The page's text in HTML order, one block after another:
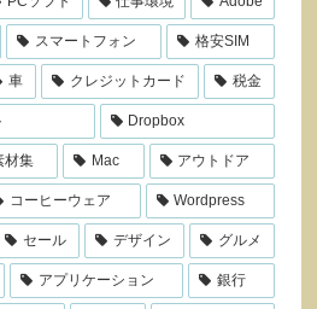
スマートフォン 格安SIM
車 クレジットカード 税金
Dropbox
材集 Mac アウトドア
コーヒーウェア Wordpress
セール デザイン グルメ
アプリケーション 銀行